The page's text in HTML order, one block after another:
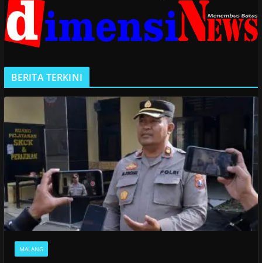
BERITA TERKINI
MALANG